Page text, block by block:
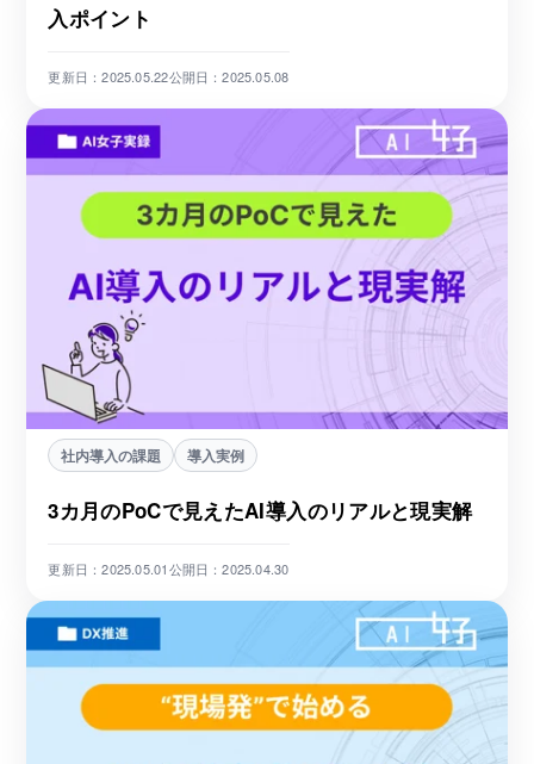
入ポイント
更新日：2025.05.22公開日：2025.05.08
社内導入の課題 導入実例
3カ月のPoCで見えたAI導入のリアルと現実解
更新日：2025.05.01公開日：2025.04.30